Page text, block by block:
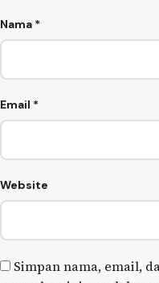
Nama *
Email *
Website
Simpan nama, email,